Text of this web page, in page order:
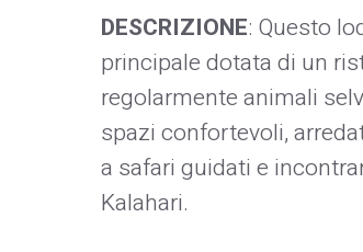
DESCRIZIONE: Questo
principale dotata di un
regolarmente animali
spazi confortevoli,
a safari guidati e
Kalahari.